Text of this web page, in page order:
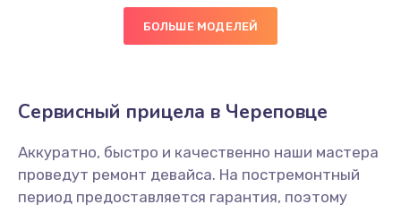
БОЛЬШЕ МОДЕЛЕЙ
Сервисный прицела в Череповце
Аккуратно, быстро и качественно наши мастера
проведут ремонт девайса. На постремонтный
период предоставляется гарантия, поэтому